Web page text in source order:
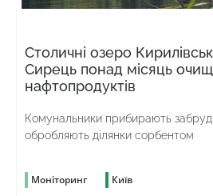
Столичні озеро
Сирець понад місяць
нафтопродуктів
Комунальники прибирають
обробляють ділянки сорбентом
Моніторинг Київ